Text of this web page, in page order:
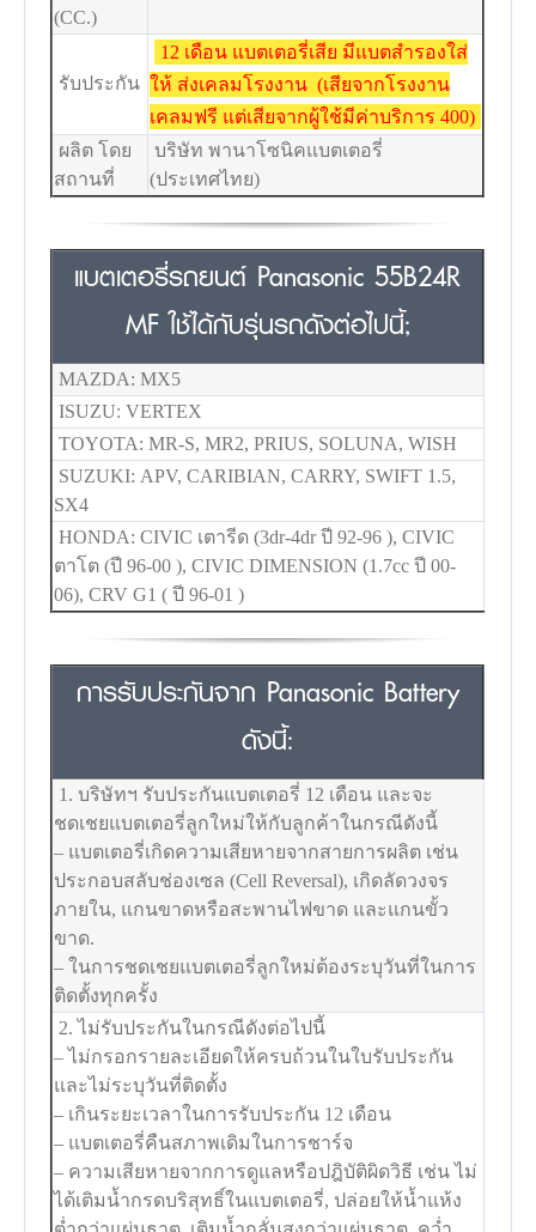
(CC.)
รับประกัน
12 เดือน แบตเตอรี่เสีย มีแบตสำรองใส่
ให้ ส่งเคลมโรงงาน (เสียจากโรงงาน
เคลมฟรี แต่เสียจากผู้ใช้มีค่าบริการ 400)
ผลิต โดย
สถานที่
บริษัท พานาโซนิคแบตเตอรี่
(ประเทศไทย)
แบตเตอรี่รถยนต์ Panasonic 55B24R
MF ใช้ได้กับรุ่นรถดังต่อไปนี้;
MAZDA: MX5
ISUZU: VERTEX
TOYOTA: MR-S, MR2, PRIUS, SOLUNA, WISH
SUZUKI: APV, CARIBIAN, CARRY, SWIFT 1.5,
SX4
HONDA: CIVIC เตารีด (3dr-4dr ปี 92-96 ), CIVIC
ตาโต (ปี 96-00 ), CIVIC DIMENSION (1.7cc ปี 00-
06), CRV G1 ( ปี 96-01 )
การรับประกันจาก Panasonic Battery
ดังนี้:
1. บริษัทฯ รับประกันแบตเตอรี่ 12 เดือน และจะ
ชดเชยแบตเตอรี่ลูกใหม่ให้กับลูกค้าในกรณีดังนี้
– แบตเตอรี่เกิดความเสียหายจากสายการผลิต เช่น
ประกอบสลับช่องเซล (Cell Reversal), เกิดลัดวงจร
ภายใน, แกนขาดหรือสะพานไฟขาด และแกนขั้ว
ขาด.
– ในการชดเชยแบตเตอรี่ลูกใหม่ต้องระบุวันที่ในการ
ติดตั้งทุกครั้ง
2. ไม่รับประกันในกรณีดังต่อไปนี้
– ไม่กรอกรายละเอียดให้ครบถ้วนในใบรับประกัน
และไม่ระบุวันที่ติดตั้ง
– เกินระยะเวลาในการรับประกัน 12 เดือน
– แบตเตอรี่คืนสภาพเดิมในการชาร์จ
– ความเสียหายจากการดูแลหรือปฎิบัติผิดวิธี เช่น ไม่
ได้เติมน้ำกรดบริสุทธิ์ในแบตเตอรี่, ปล่อยให้น้ำแห้ง